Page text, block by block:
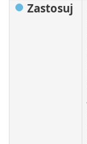
Zastosuj